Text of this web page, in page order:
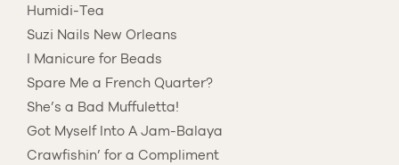
Humidi-Tea
Suzi Nails New Orleans
I Manicure for Beads
Spare Me a French Quarter?
She’s a Bad Muffuletta!
Got Myself Into A Jam-Balaya
Crawfishin’ for a Compliment